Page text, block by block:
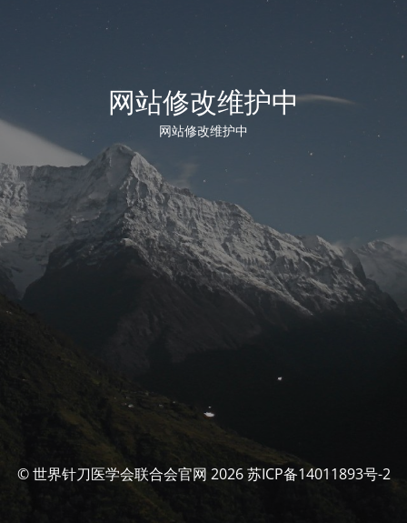
网站修改维护中
网站修改维护中
© 世界针刀医学会联合会官网 2026 苏ICP备14011893号-2